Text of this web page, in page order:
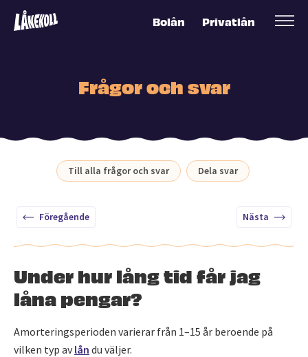
Bolån Privatlån
Frågor och svar
Till alla frågor och svar Dela svar
Föregående Nästa
Under hur lång tid får jag
låna pengar?
Amorteringsperioden varierar från 1–15 år beroende på
vilken typ av lån du väljer.